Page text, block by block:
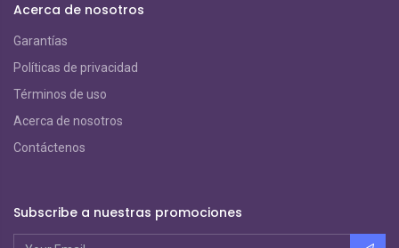
Acerca de nosotros
Garantías
Políticas de privacidad
Términos de uso
Acerca de nosotros
Contáctenos
Subscribe a nuestras promociones